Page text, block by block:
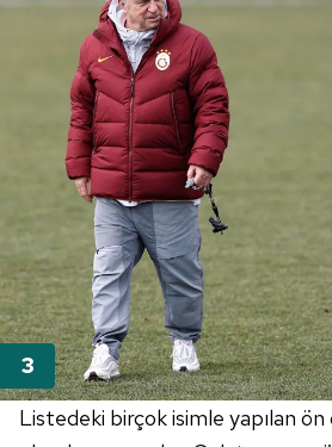
Listedeki birçok isimle yapılan